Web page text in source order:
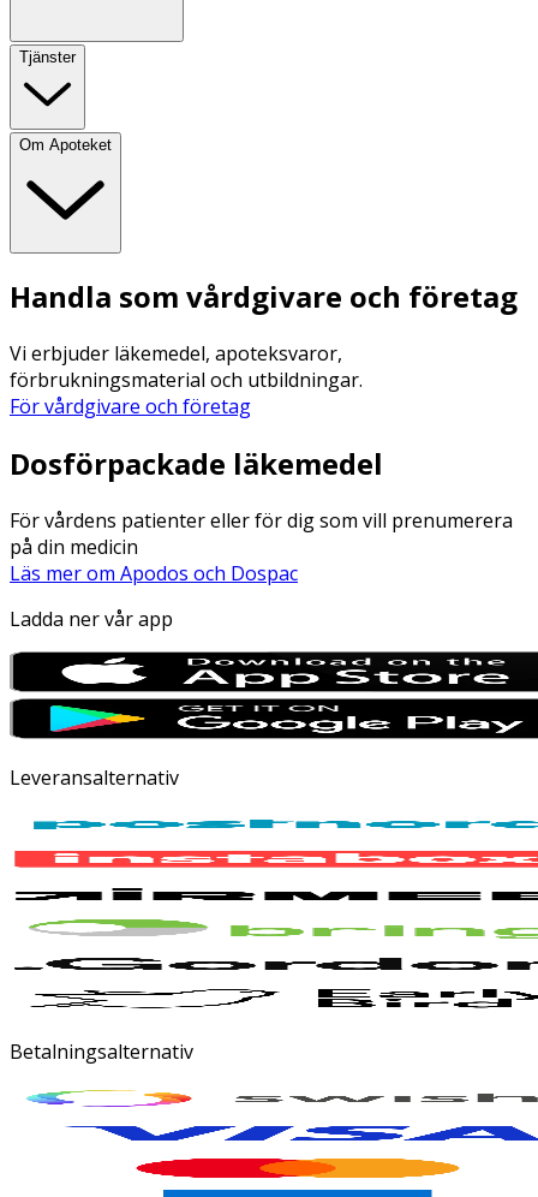
Tjänster
Om Apoteket
Handla som vårdgivare och företag
Vi erbjuder läkemedel, apoteksvaror,
förbrukningsmaterial och utbildningar.
För vårdgivare och företag
Dosförpackade läkemedel
För vårdens patienter eller för dig som vill prenumerera
på din medicin
Läs mer om Apodos och Dospac
Ladda ner vår app
Leveransalternativ
Betalningsalternativ